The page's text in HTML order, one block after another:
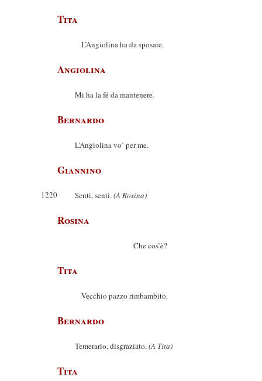
Tita
L’Angiolina ha da sposare.
Angiolina
Mi ha la fé da mantenere.
Bernardo
L’Angiolina vo’ per me.
Giannino
1220 Senti, senti.(A Rosina)
Rosina
Che cos’è?
Tita
Vecchio pazzo rimbambito.
Bernardo
Temerario, disgraziato.(A Tita)
Tita